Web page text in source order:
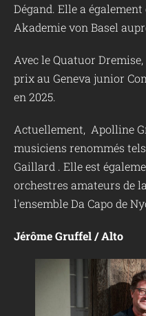
Dégand. Elle a
Akademie von Basel
Avec le Quatuor
prix au Geneva junior
en 2025.
Actuellement, Apolline
musiciens renommés
Gaillard . Elle est
orchestres amateurs de
l'ensemble Da Capo de
Jérôme Gruffel / Alto